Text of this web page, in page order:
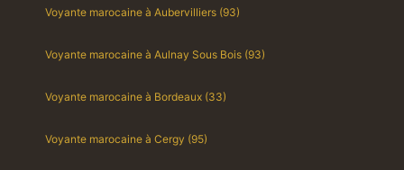
Voyante marocaine à Aubervilliers (93)
Voyante marocaine à Aulnay Sous Bois (93)
Voyante marocaine à Bordeaux (33)
Voyante marocaine à Cergy (95)